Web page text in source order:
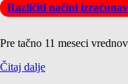
Različiti načini
Pre tačno 11 meseci
Čitaj dalje